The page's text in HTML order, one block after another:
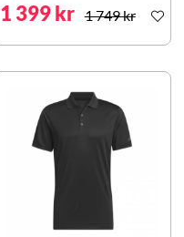
1 399 kr 1 749 kr